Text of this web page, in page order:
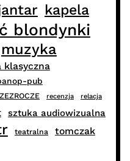
kapela
blondynki
muzyka
klasyczna
pub
recenzja relacja
sztuka audiowizualna
teatralna tomczak